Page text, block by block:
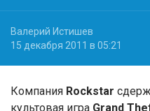
Валерий Истишев
15 декабря 2011 в 05:21
Компания Rockstar
культовая игра Grand